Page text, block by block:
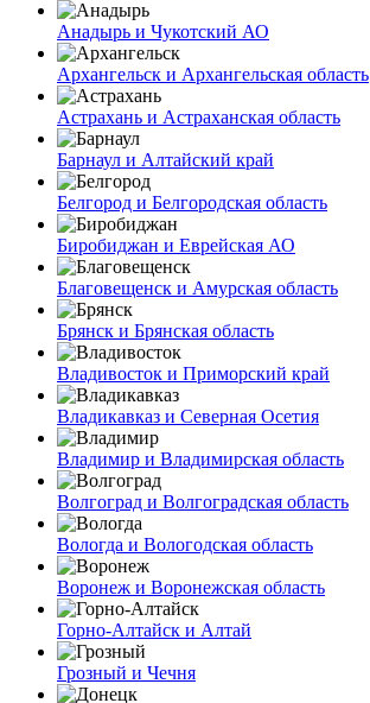
Анадырь и Чукотский АО
Архангельск и Архангельская область
Астрахань и Астраханская область
Барнаул и Алтайский край
Белгород и Белгородская область
Биробиджан и Еврейская АО
Благовещенск и Амурская область
Брянск и Брянская область
Владивосток и Приморский край
Владикавказ и Северная Осетия
Владимир и Владимирская область
Волгоград и Волгоградская область
Вологда и Вологодская область
Воронеж и Воронежская область
Горно-Алтайск и Алтай
Грозный и Чечня